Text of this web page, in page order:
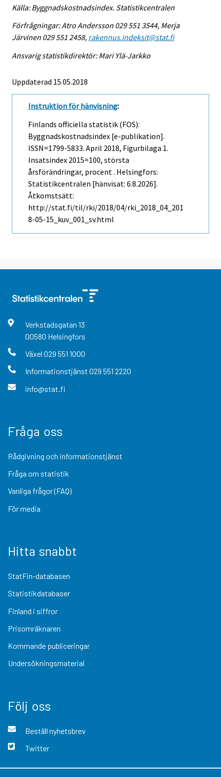
Källa: Byggnadskostnadsindex. Statistikcentralen
Förfrågningar: Atro Andersson 029 551 3544, Merja
Järvinen 029 551 2458, rakennus.indeksit@stat.fi
Ansvarig statistikdirektör: Mari Ylä-Jarkko
Uppdaterad 15.05.2018
Instruktion för hänvisning:
Finlands officiella statistik (FOS):
Byggnadskostnadsindex [e-publikation].
ISSN=1799-5833. April 2018, Figurbilaga 1.
Insatsindex 2015=100, största
årsförändringar, procent . Helsingfors:
Statistikcentralen [hänvisat: 6.8.2026].
Åtkomstsätt:
http://stat.fi/til/rki/2018/04/rki_2018_04_201
8-05-15_kuv_001_sv.html
Verkstadsgatan 13
00580 Helsingfors
Växel 029 551 1000
Informationstjänst 029 551 2220
info@stat.fi
Fråga oss
Rådgivning och informationstjänst
Fråga om statistik
Vanliga frågor (FAQ)
För media
Hitta snabbt
StatFin-databasen
Statistikdatabaser
Finland i siffror
Prisomräknaren
Kommande publiceringar
Undersökningsmaterial
Följ oss
Beställ nyhetsbrev
Twitter